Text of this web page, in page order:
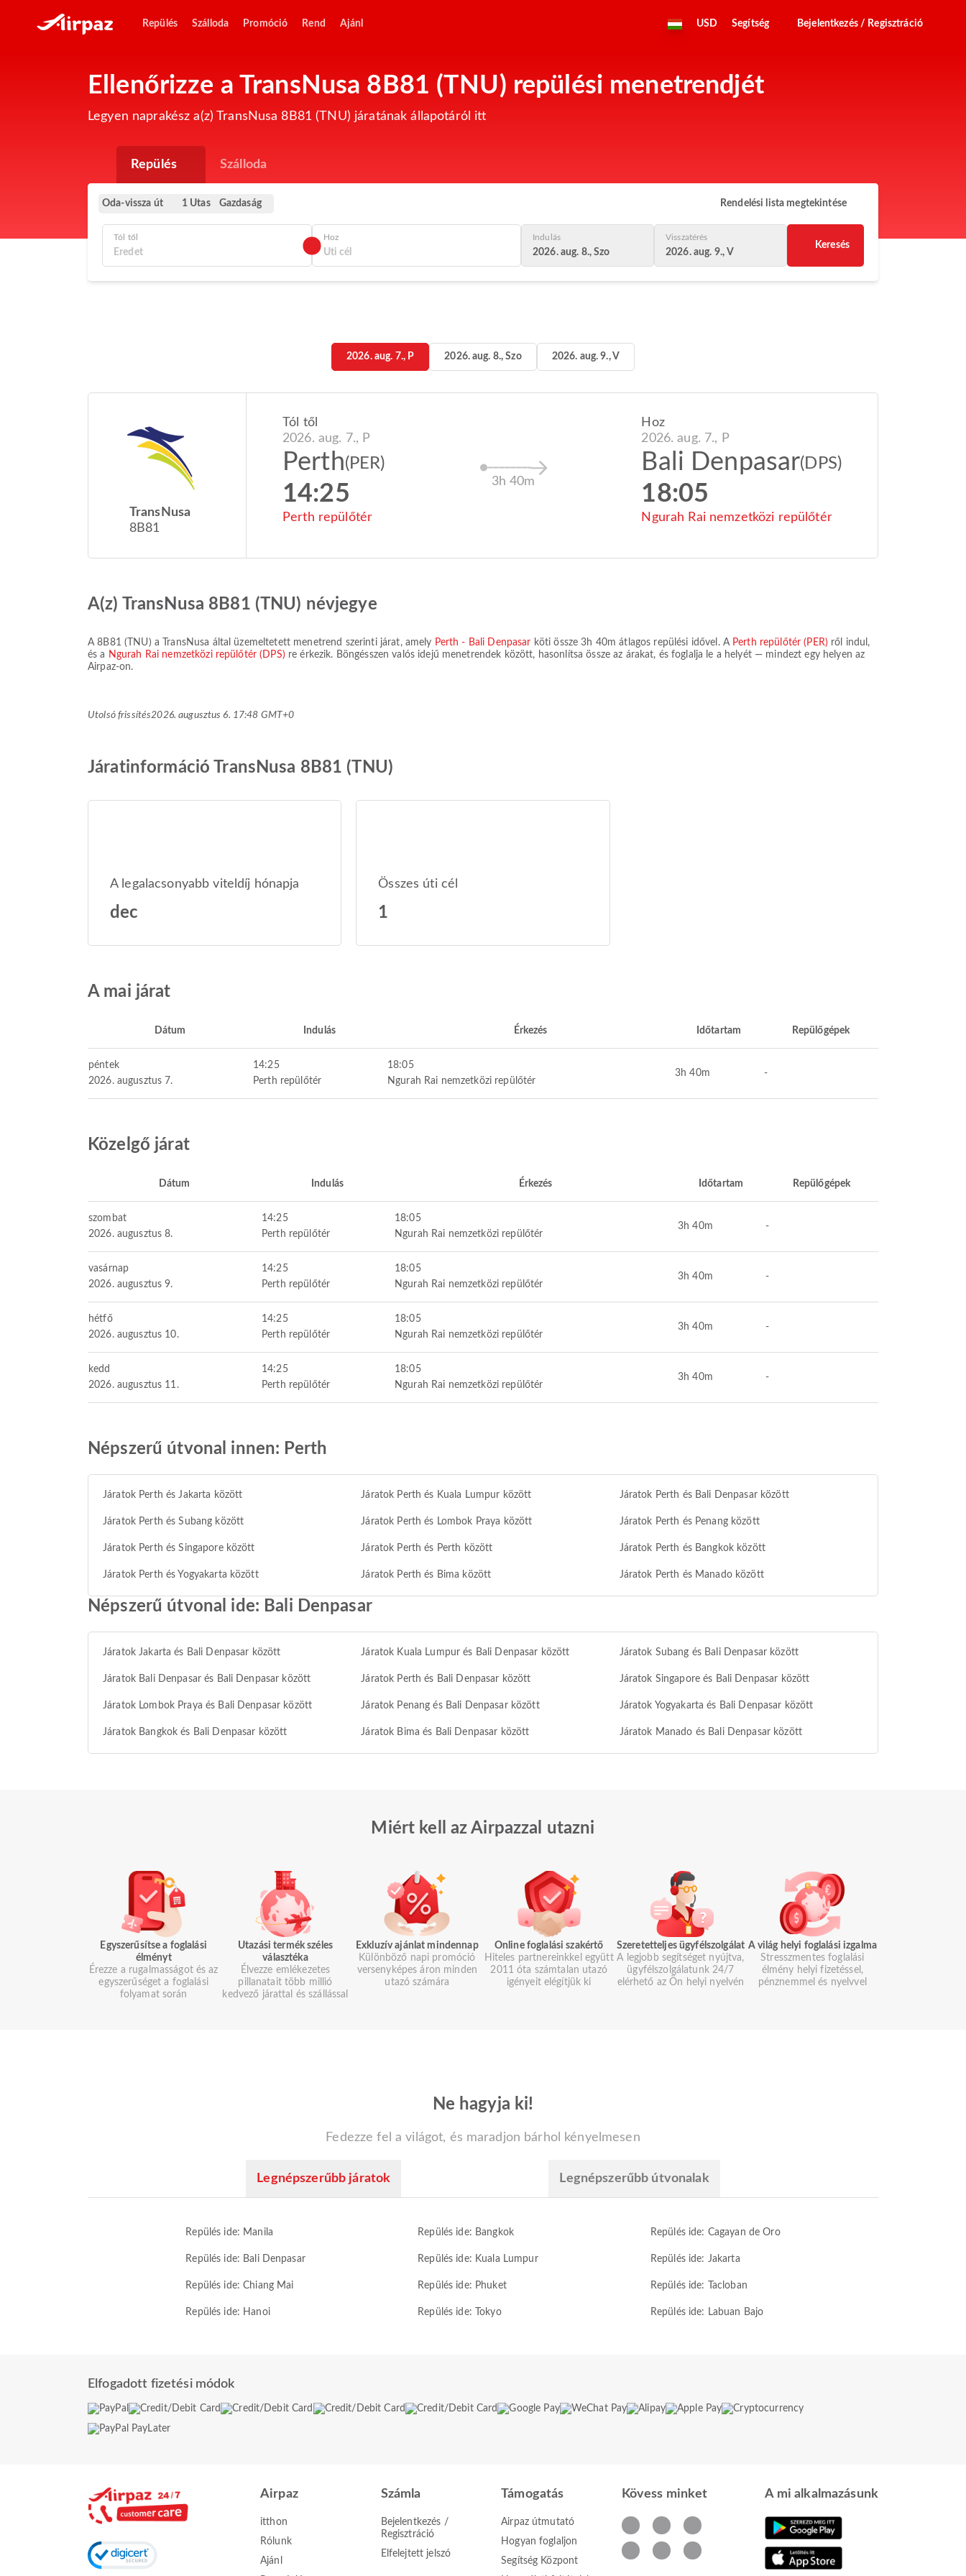
Repülés Szálloda Promóció Rend Ajánl USD Segítség Bejelentkezés / Regisztráció
Ellenőrizze a TransNusa 8B81 (TNU) repülési menetrendjét
Legyen naprakész a(z) TransNusa 8B81 (TNU) járatának állapotáról itt
Repülés Szálloda
Oda-vissza út 1 Utas Gazdaság Rendelési lista megtekintése
Tól től Hoz Indulás
2026. aug. 8., Szo
Visszatérés
2026. aug. 9., V
Keresés
2026. aug. 7., P 2026. aug. 8., Szo 2026. aug. 9., V
TransNusa
8B81
Tól től
2026. aug. 7., P
Perth(PER)
14:25
Perth repülőtér
3h 40m
Hoz
2026. aug. 7., P
Bali Denpasar(DPS)
18:05
Ngurah Rai nemzetközi repülőtér
A(z) TransNusa 8B81 (TNU) névjegye
A8B81 ( TNU) a TransNusa által üzemeltetett menetrend szerinti járat, amely Perth - Bali Denpasar köti össze3h 40m átlagos repülési idővel. A Perth repülőtér (PER) ről indul,
és a Ngurah Rai nemzetközi repülőtér (DPS) re érkezik. Böngésszen valós idejű menetrendek között, hasonlítsa össze az árakat, és foglalja le a helyét — mindezt egy helyen az
Airpaz-on.
Utolsó frissítés2026. augusztus 6. 17:48 GMT+0
Járatinformáció TransNusa 8B81 (TNU)
A legalacsonyabb viteldíj hónapja
dec
Összes úti cél
1
A mai járat
Dátum Indulás Érkezés Időtartam Repülőgépek
péntek
2026. augusztus 7.
14:25
Perth repülőtér
18:05
Ngurah Rai nemzetközi repülőtér
3h 40m -
Közelgő járat
Dátum Indulás Érkezés Időtartam Repülőgépek
szombat
2026. augusztus 8.
14:25
Perth repülőtér
18:05
Ngurah Rai nemzetközi repülőtér
3h 40m -
vasárnap
2026. augusztus 9.
14:25
Perth repülőtér
18:05
Ngurah Rai nemzetközi repülőtér
3h 40m -
hétfő
2026. augusztus 10.
14:25
Perth repülőtér
18:05
Ngurah Rai nemzetközi repülőtér
3h 40m -
kedd
2026. augusztus 11.
14:25
Perth repülőtér
18:05
Ngurah Rai nemzetközi repülőtér
3h 40m -
Népszerű útvonal innen: Perth
Járatok Perth és Jakarta között Járatok Perth és Kuala Lumpur között Járatok Perth és Bali Denpasar között
Járatok Perth és Subang között Járatok Perth és Lombok Praya között Járatok Perth és Penang között
Járatok Perth és Singapore között Járatok Perth és Perth között Járatok Perth és Bangkok között
Járatok Perth és Yogyakarta között Járatok Perth és Bima között Járatok Perth és Manado között
Népszerű útvonal ide: Bali Denpasar
Járatok Jakarta és Bali Denpasar között Járatok Kuala Lumpur és Bali Denpasar között Járatok Subang és Bali Denpasar között
Járatok Bali Denpasar és Bali Denpasar között Járatok Perth és Bali Denpasar között Járatok Singapore és Bali Denpasar között
Járatok Lombok Praya és Bali Denpasar között Járatok Penang és Bali Denpasar között Járatok Yogyakarta és Bali Denpasar között
Járatok Bangkok és Bali Denpasar között Járatok Bima és Bali Denpasar között Járatok Manado és Bali Denpasar között
Miért kell az Airpazzal utazni
Egyszerűsítse a foglalási
élményt
Érezze a rugalmasságot és az
egyszerűséget a foglalási
folyamat során
Utazási termék széles
választéka
Élvezze emlékezetes
pillanatait több millió
kedvező járattal és szállással
Exkluzív ajánlat mindennap
Különböző napi promóció
versenyképes áron minden
utazó számára
Online foglalási szakértő
Hiteles partnereinkkel együtt
2011 óta számtalan utazó
igényeit elégítjük ki
Szeretetteljes ügyfélszolgálat
A legjobb segítséget nyújtva,
ügyfélszolgálatunk 24/7
elérhető az Ön helyi nyelvén
A világ helyi foglalási izgalma
Stresszmentes foglalási
élmény helyi fizetéssel,
pénznemmel és nyelvvel
Ne hagyja ki!
Fedezze fel a világot, és maradjon bárhol kényelmesen
Legnépszerűbb járatok Legnépszerűbb útvonalak
Repülés ide: Manila Repülés ide: Bangkok Repülés ide: Cagayan de Oro
Repülés ide: Bali Denpasar Repülés ide: Kuala Lumpur Repülés ide: Jakarta
Repülés ide: Chiang Mai Repülés ide: Phuket Repülés ide: Tacloban
Repülés ide: Hanoi Repülés ide: Tokyo Repülés ide: Labuan Bajo
Elfogadott fizetési módok
Airpaz
itthon
Rólunk
Ajánl
Számla
Bejelentkezés /
Regisztráció
Elfelejtett jelszó
Támogatás
Airpaz útmutató
Hogyan foglaljon
Segítség Központ
Kövess minket A mi alkalmazásunk